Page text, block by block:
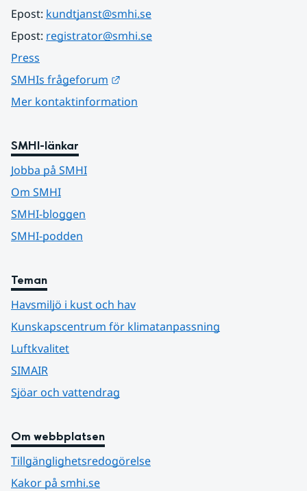
Epost: kundtjanst@smhi.se
Epost: registrator@smhi.se
Press
SMHIs frågeforum
Mer kontaktinformation
SMHI-länkar
Jobba på SMHI
Om SMHI
SMHI-bloggen
SMHI-podden
Teman
Havsmiljö i kust och hav
Kunskapscentrum för klimatanpassning
Luftkvalitet
SIMAIR
Sjöar och vattendrag
Om webbplatsen
Tillgänglighetsredogörelse
Kakor på smhi.se